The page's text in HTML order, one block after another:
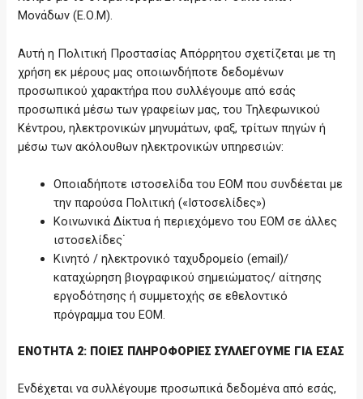
Μονάδων (Ε.Ο.Μ).
Αυτή η Πολιτική Προστασίας Απόρρητου σχετίζεται με τη
χρήση εκ μέρους μας οποιωνδήποτε δεδομένων
προσωπικού χαρακτήρα που συλλέγουμε από εσάς
προσωπικά μέσω των γραφείων μας, του Τηλεφωνικού
Κέντρου, ηλεκτρονικών μηνυμάτων, φαξ, τρίτων πηγών ή
μέσω των ακόλουθων ηλεκτρονικών υπηρεσιών:
Οποιαδήποτε ιστοσελίδα του ΕΟΜ που συνδέεται με
την παρούσα Πολιτική («Ιστοσελίδες»)
Κοινωνικά Δίκτυα ή περιεχόμενο του ΕΟΜ σε άλλες
ιστοσελίδες˙
Κινητό / ηλεκτρονικό ταχυδρομείο (email)/
καταχώρηση βιογραφικού σημειώματος/ αίτησης
εργοδότησης ή συμμετοχής σε εθελοντικό
πρόγραμμα του ΕΟΜ.
ΕΝΟΤΗΤΑ 2: ΠΟΙΕΣ ΠΛΗΡΟΦΟΡΙΕΣ ΣΥΛΛΕΓΟΥΜΕ ΓΙΑ ΕΣΑΣ
Ενδέχεται να συλλέγουμε προσωπικά δεδομένα από εσάς,